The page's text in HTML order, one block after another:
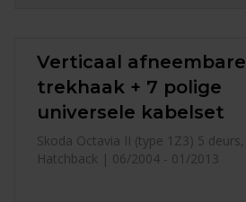
Verticaal afneembare
trekhaak + 7 polige
universele kabelset
Skoda Octavia II (type 1Z3) 5 deurs,
Hatchback | 06/2004 - 01/2013